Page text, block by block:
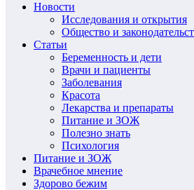
Новости
Исследования и открытия
Общество и
Статьи
Беременность и дети
Врачи и пациенты
Заболевания
Красота
Лекарства и препараты
Питание и ЗОЖ
Полезно знать
Психология
Питание и ЗОЖ
Врачебное мнение
Здорово бежим